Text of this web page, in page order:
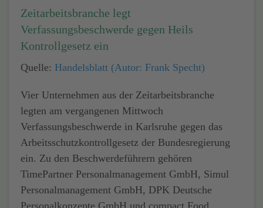
Zeitarbeitsbranche legt
Verfassungsbeschwerde gegen Heils
Kontrollgesetz ein
Quelle: Handelsblatt (Autor: Frank Specht)
Vier Unternehmen aus der Zeitarbeitsbranche
legten am vergangenen Mittwoch
Verfassungsbeschwerde in Karlsruhe gegen das
Arbeitsschutzkontrollgesetz der Bundesregierung
ein. Zu den Beschwerdeführern gehören
TimePartner Personalmanagement GmbH, Simul
Personalmanagement GmbH, DPK Deutsche
Personalkonzepte GmbH und compact Food